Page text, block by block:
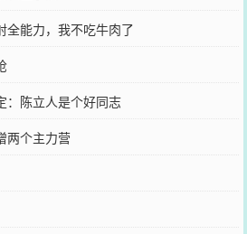
全能力，我不吃牛肉了
：陈立人是个好同志
两个主力营